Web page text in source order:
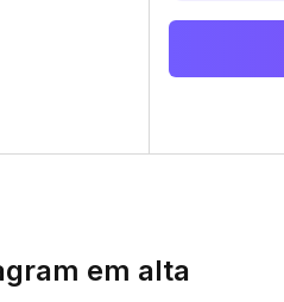
em alta